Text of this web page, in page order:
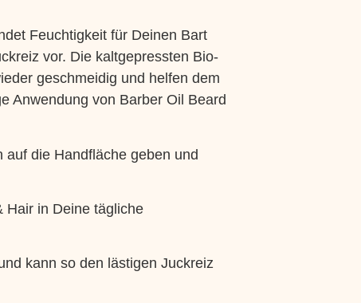
Feuchtigkeit für Deinen Bart
vor. Die kaltgepressten Bio-
geschmeidig und helfen dem
Anwendung von Barber Oil Beard
die Handfläche geben und
Hair in Deine tägliche
kann so den lästigen Juckreiz